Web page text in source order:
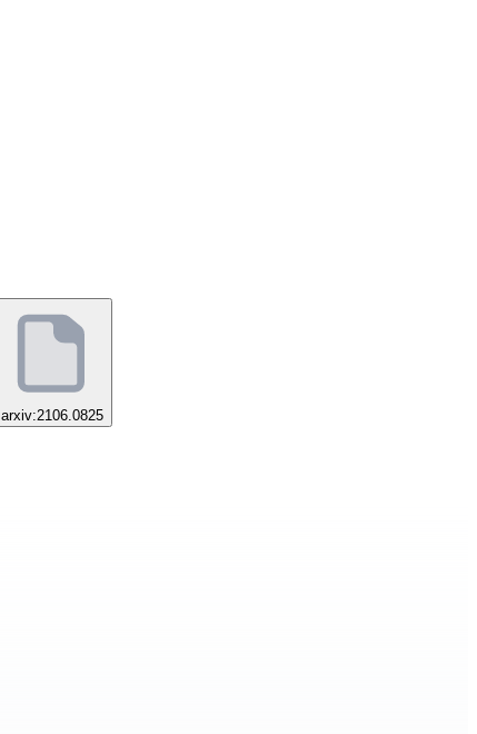
arxiv:2106.0825